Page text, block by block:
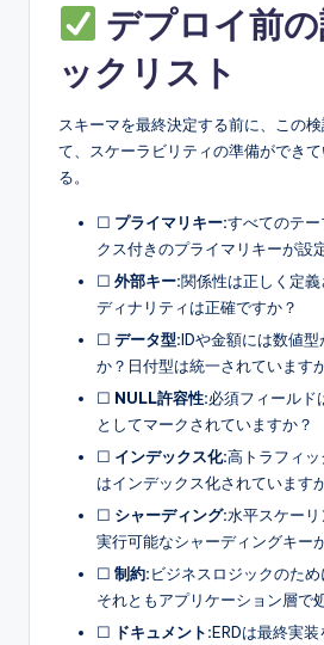
デプロイ前
ックリスト
スキーマを最終決定する前に、この
て、スケーラビリティの準備ができ
る。
☐ プライマリキー:すべてのテ
クス付きのプライマリキーが設
☐ 外部キー:関係性は正しく定
ディナリティは正確ですか？
☐ データ型:IDや金額には数値
か？日付型は統一されています
☐ NULL許容性:必須フィールド
としてマークされていますか？
☐ インデックス化:高トラフィ
はインデックス化されています
☐ シャーディング:水平スケーリ
実行可能なシャーディングキー
☐ 制約:ビジネスロジックのた
それともアプリケーション層で
☐ ドキュメント:ERDは最終実